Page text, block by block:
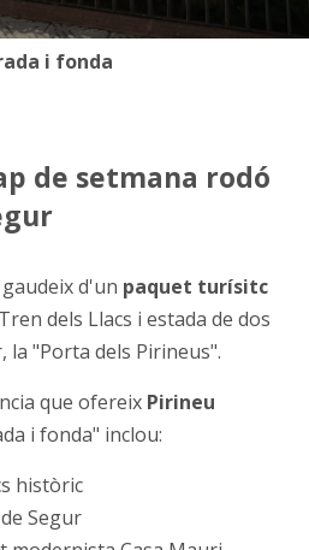
i fonda
de setmana rodó
d'un paquet turísitc
dels Llacs i estada de dos
la "Porta dels Pirineus".
que ofereix Pirineu
i fonda" inclou:
històric
Segur